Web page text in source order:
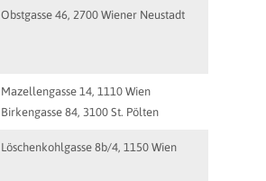
Obstgasse 46, 2700 Wiener Neustadt
Mazellengasse 14, 1110 Wien
Birkengasse 84, 3100 St. Pölten
Löschenkohlgasse 8b/4, 1150 Wien